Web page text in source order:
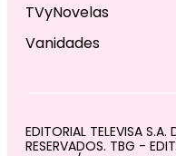
TVyNovelas
Vanidades
EDITORIAL TELEVISA
RESERVADOS. TBG -